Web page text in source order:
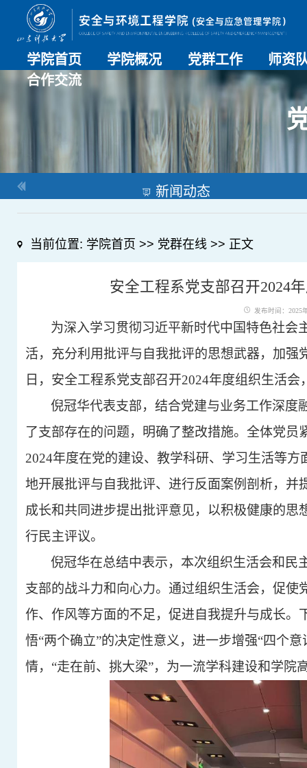
学院首页 学院概况 党群工作 师资
师资总
导师名
教师简
合作交流
新闻动态
当前位置: 学院首页 >> 党群在线>> 正文
安全工程系党支部召开2024
发布时间：2025
为深入学习贯彻习近平新时代中国特色社会
活，充分利用批评与自我批评的思想武器，加
日，安全工程系党支部召开2024年度组织生活
倪冠华代表支部，结合党建与业务工作深度
了支部存在的问题，明确了整改措施。全体党
2024年度在党的建设、教学科研、学习生活等
地开展批评与自我批评、进行反面案例剖析，
成长和共同进步提出批评意见，以积极健康的
行民主评议。
倪冠华在总结中表示，本次组织生活会和民
支部的战斗力和向心力。通过组织生活会，促使
作、作风等方面的不足，促进自我提升与成长
悟“两个确立”的决定性意义，进一步增强“四个
情，“走在前、挑大梁”，为一流学科建设和学院